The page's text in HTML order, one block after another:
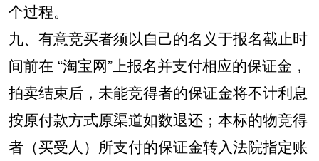
个过程。
九、有意竞买者须以自己的名义于报名截止时
间前在 “淘宝网”上报名并支付相应的保证金，
拍卖结束后，未能竞得者的保证金将不计利息
按原付款方式原渠道如数退还；本标的物竞得
者（买受人）所支付的保证金转入法院指定账